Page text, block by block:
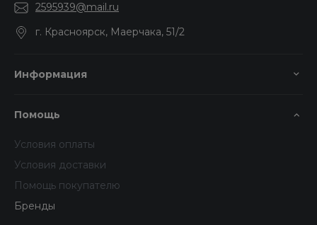
2595939@mail.ru
г. Красноярск, Маерчака, 51/2
Информация
Помощь
Условия оплаты
Условия доставки
Помощь покупателю
Бренды